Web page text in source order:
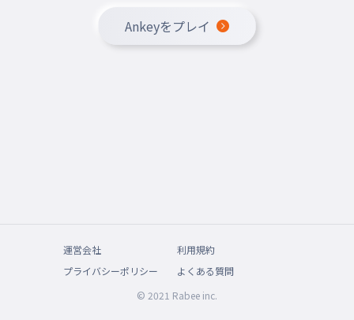
Ankeyをプレイ
運営会社
利用規約
プライバシーポリシー
よくある質問
© 2021 Rabee inc.